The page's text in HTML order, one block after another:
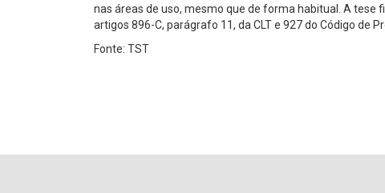
nas áreas de uso, mesmo que de forma habitual. A tese
artigos 896-C, parágrafo 11, da CLT e 927 do Código de
Fonte: TST